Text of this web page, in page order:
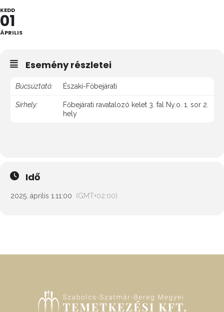
KEDD
01
ÁPRILIS
Esemény részletei
Búcsúztató: Északi-Főbejárati
Sírhely:
Főbejárati ravatalozó kelet 3. fal Ny.o. 1. sor 2.
hely
Idő
2025. április 1. 11:00 (GMT+02:00)